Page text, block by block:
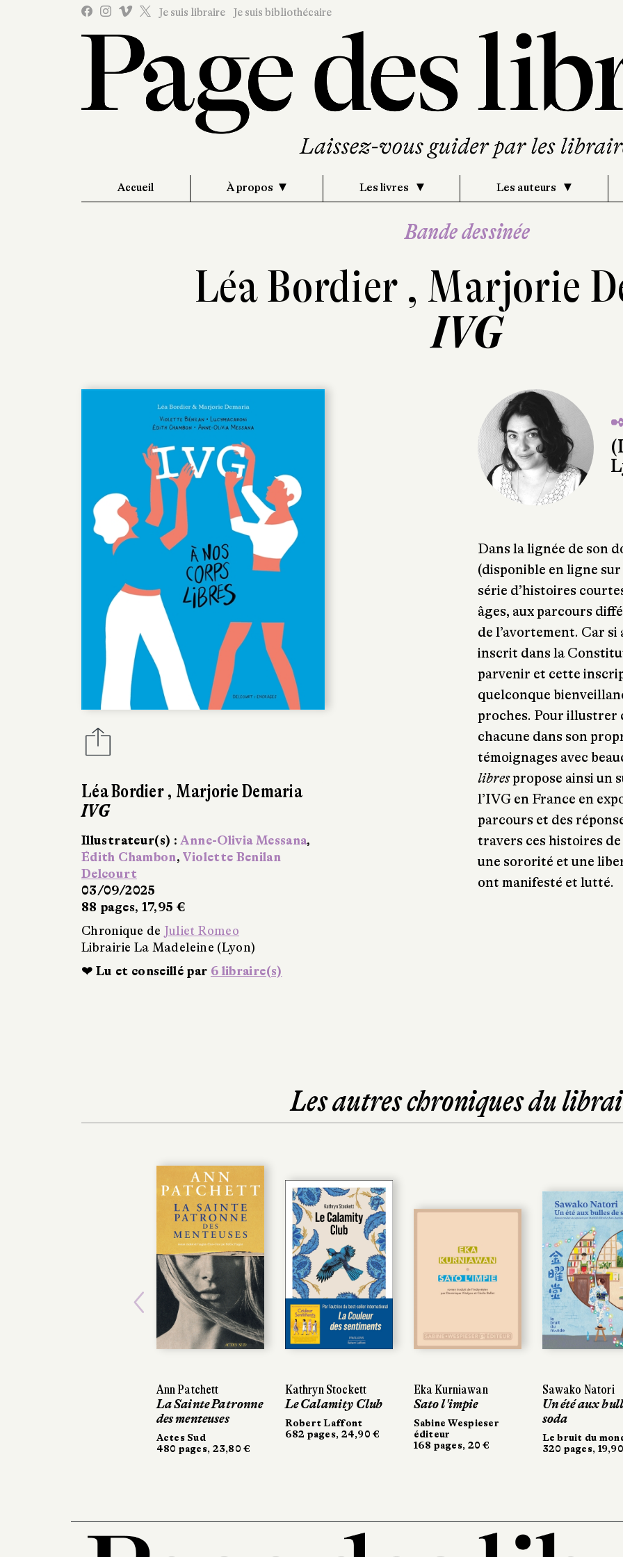
Je suis libraire Je suis bibliothécaire
Accueil À propos Les livres Les auteurs
Bande dessinée
Léa Bordier , Marjorie
IVG
Léa Bordier, Marjorie Demaria
IVG
Illustrateur(s) : Anne-Olivia Messana,
Édith Chambon,Violette Benilan
Delcourt
03/09/2025
88 pages, 17,95 €
Chronique de Juliet Romeo
Librairie La Madeleine (Lyon)
❤ Lu et conseillé par 6 libraire(s)
Dans la lignée de son
(disponible en ligne
série d’histoires
âges, aux parcours
de l’avortement. Car
inscrit dans la
parvenir et cette
quelconque
proches. Pour illustrer
chacune dans son
témoignages avec
librespropose ainsi un
l’IVG en France en
parcours et des
travers ces histoires
une sororité et une
ont manifesté et lutté.
Les autres chroniques du
Ann Patchett
La Sainte Patronne
des menteuses
Actes Sud
480 pages, 23,80 €
Kathryn Stockett
Le Calamity Club
Robert Laffont
682 pages, 24,90 €
Eka Kurniawan
Sato l'impie
Sabine Wespieser
éditeur
168 pages, 20 €
Sawako Natori
Un été aux
soda
Le bruit du
320 pages,
Previous